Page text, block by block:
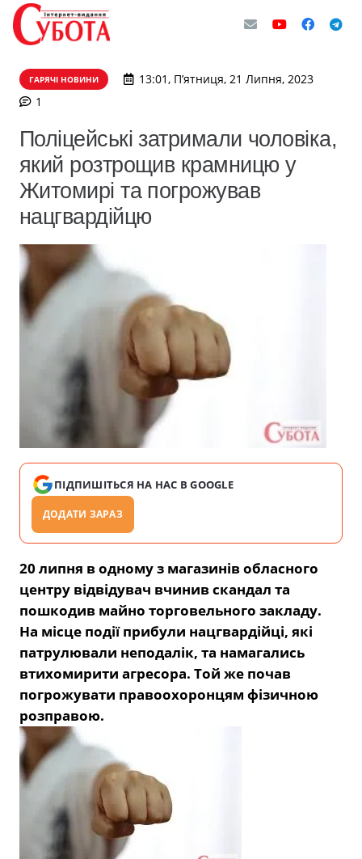
ГАРЯЧІ НОВИНИ
13:01, П’ятниця, 21 Липня, 2023
1
Поліцейські затримали чоловіка,
який розтрощив крамницю у
Житомирі та погрожував
нацгвардійцю
ПІДПИШІТЬСЯ НА НАС В GOOGLE
ДОДАТИ ЗАРАЗ
20 липня в одному з магазинів обласного
центру відвідувач вчинив скандал та
пошкодив майно торговельного закладу.
На місце події прибули нацгвардійці, які
патрулювали неподалік, та намагались
втихомирити агресора. Той же почав
погрожувати правоохоронцям фізичною
розправою.